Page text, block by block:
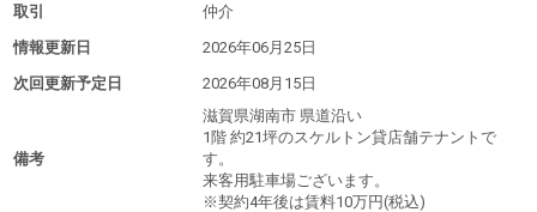
取引
仲介
情報更新日
2026年06月25日
次回更新予定日
2026年08月15日
備考
滋賀県湖南市 県道沿い
1階 約21坪のスケルトン貸店舗テナントで
す。
来客用駐車場ございます。
※契約4年後は賃料10万円(税込)